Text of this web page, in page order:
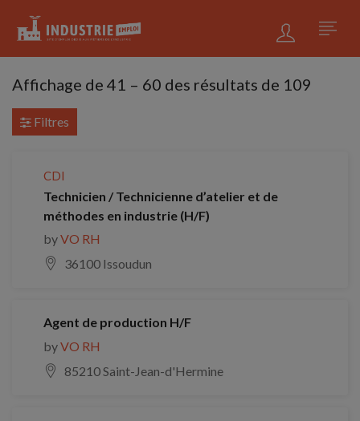
Affichage de 41 – 60 des résultats de 109
Filtres
CDI
Technicien / Technicienne d’atelier et de
méthodes en industrie (H/F)
byVO RH
36100 Issoudun
Agent de production H/F
byVO RH
85210 Saint-Jean-d'Hermine